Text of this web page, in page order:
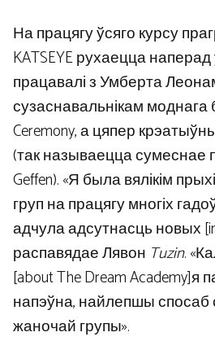
На працягу ўсяго курсу
KATSEYE рухаецца
працавалі з Умберта
сузаснавальнікам моднага
Ceremony, а цяпер
(так называецца сумеснае
Geffen). «Я была вялікім
груп на працягу многіх
адчула адсутнасць новых
распавядае Лявон Tuzin.
[about The Dream Academy]я
напэўна, найлепшы спосаб
жаночай групы».